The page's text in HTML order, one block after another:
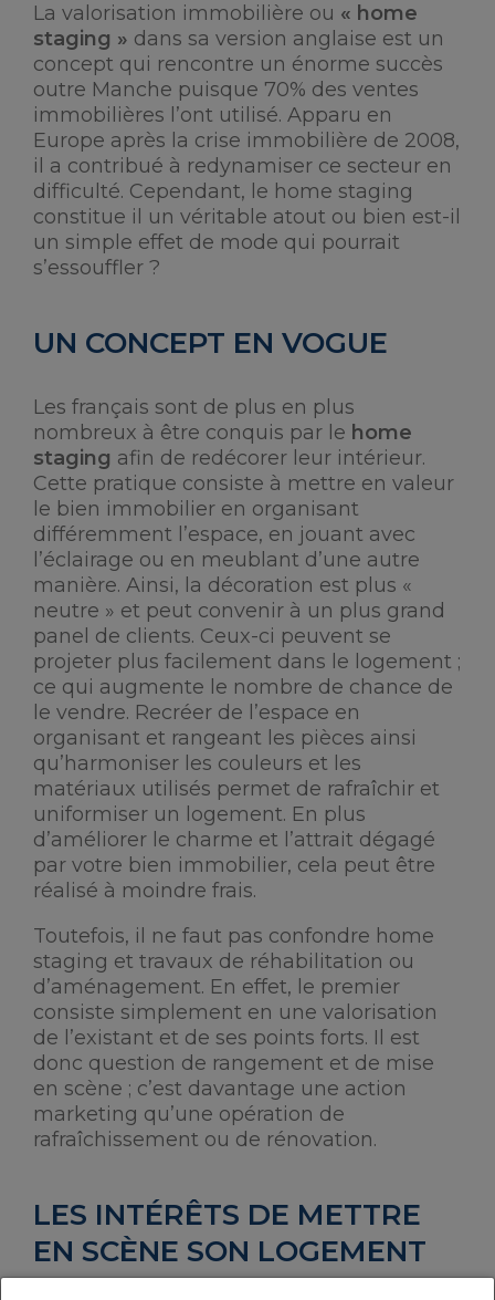
La valorisation immobilière ou « home
staging » dans sa version anglaise est un
concept qui rencontre un énorme succès
outre Manche puisque 70% des ventes
immobilières l’ont utilisé. Apparu en
Europe après la crise immobilière de 2008,
il a contribué à redynamiser ce secteur en
difficulté. Cependant, le home staging
constitue il un véritable atout ou bien est-il
un simple effet de mode qui pourrait
s’essouffler ?
UN CONCEPT EN VOGUE
Les français sont de plus en plus
nombreux à être conquis par le home
staging afin de redécorer leur intérieur.
Cette pratique consiste à mettre en valeur
le bien immobilier en organisant
différemment l’espace, en jouant avec
l’éclairage ou en meublant d’une autre
manière. Ainsi, la décoration est plus «
neutre » et peut convenir à un plus grand
panel de clients. Ceux-ci peuvent se
projeter plus facilement dans le logement ;
ce qui augmente le nombre de chance de
le vendre. Recréer de l’espace en
organisant et rangeant les pièces ainsi
qu’harmoniser les couleurs et les
matériaux utilisés permet de rafraîchir et
uniformiser un logement. En plus
d’améliorer le charme et l’attrait dégagé
par votre bien immobilier, cela peut être
réalisé à moindre frais.
Toutefois, il ne faut pas confondre home
staging et travaux de réhabilitation ou
d’aménagement. En effet, le premier
consiste simplement en une valorisation
de l’existant et de ses points forts. Il est
donc question de rangement et de mise
en scène ; c’est davantage une action
marketing qu’une opération de
rafraîchissement ou de rénovation.
LES INTÉRÊTS DE METTRE
EN SCÈNE SON LOGEMENT